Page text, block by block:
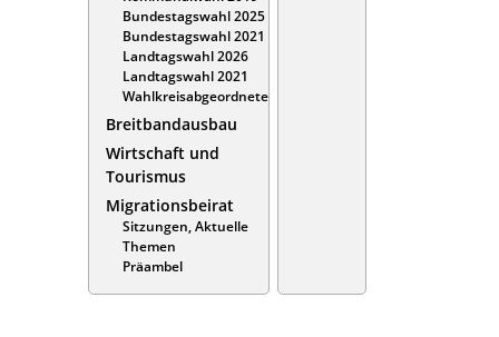
Bundestagswahl 2025
Bundestagswahl 2021
Landtagswahl 2026
Landtagswahl 2021
Wahlkreisabgeordnete
Breitbandausbau
Wirtschaft und
Tourismus
Migrationsbeirat
Sitzungen, Aktuelle
Themen
Präambel